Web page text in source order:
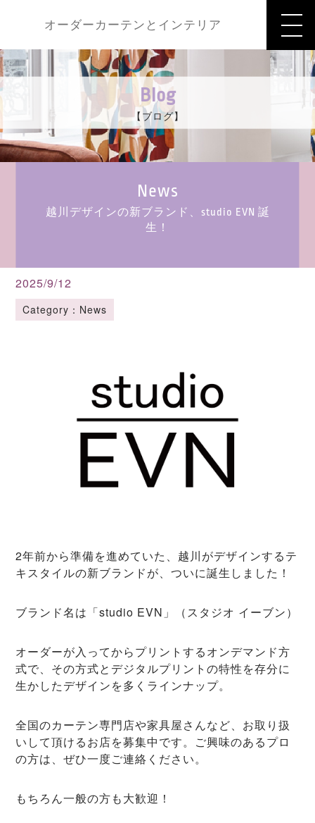
オーダーカーテンとインテリア
Blog
【ブログ】
News
越川デザインの新ブランド、studio EVN 誕
生！
2025/9/12
Category：News
2年前から準備を進めていた、越川がデザインするテ
キスタイルの新ブランドが、ついに誕生しました！
ブランド名は「studio EVN」（スタジオ イーブン）
オーダーが入ってからプリントするオンデマンド方
式で、その方式とデジタルプリントの特性を存分に
生かしたデザインを多くラインナップ。
全国のカーテン専門店や家具屋さんなど、お取り扱
いして頂けるお店を募集中です。ご興味のあるプロ
の方は、ぜひ一度ご連絡ください。
もちろん一般の方も大歓迎！